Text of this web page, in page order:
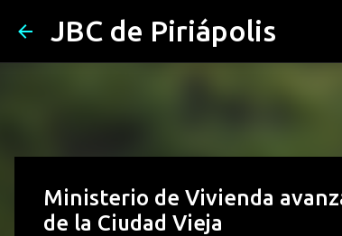
JBC de Piriápolis
Ministerio de Vivienda
de la Ciudad Vieja